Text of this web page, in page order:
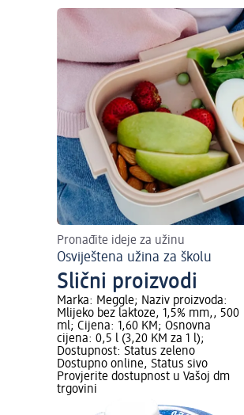
Pronađite ideje za užinu
Osviještena užina za školu
Slični proizvodi
Marka: Meggle; Naziv proizvoda:
Mlijeko bez laktoze, 1,5% mm,, 500
ml; Cijena: 1,60 KM; Osnovna
cijena: 0,5 l (3,20 KM za 1 l);
Dostupnost: Status zeleno
Dostupno online, Status sivo
Provjerite dostupnost u Vašoj dm
trgovini